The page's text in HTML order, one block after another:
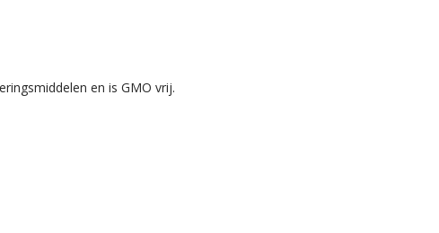
en is GMO vrij.